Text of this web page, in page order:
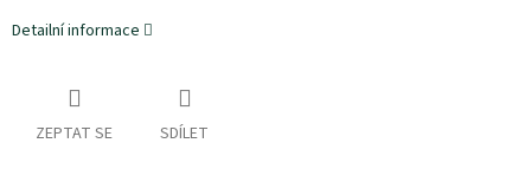
Detailní informace
ZEPTAT SE SDÍLET